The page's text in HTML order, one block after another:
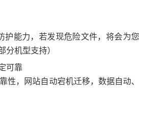
护能力，若发现危险文件，将会为您
分机型支持）
可靠
性，网站自动宕机迁移，数据自动、